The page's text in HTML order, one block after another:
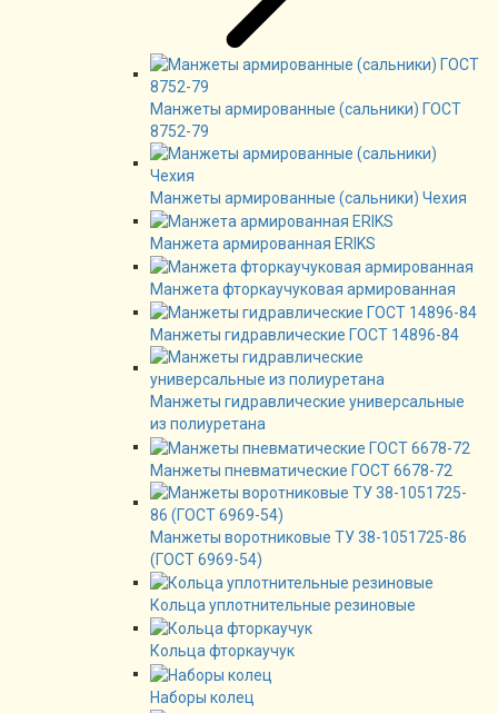
Манжеты армированные (сальники) ГОСТ
8752-79
Манжеты армированные (сальники) Чехия
Манжета армированная ERIKS
Манжета фторкаучуковая армированная
Манжеты гидравлические ГОСТ 14896-84
Манжеты гидравлические универсальные
из полиуретана
Манжеты пневматические ГОСТ 6678-72
Манжеты воротниковые ТУ 38-1051725-86
(ГОСТ 6969-54)
Кольца уплотнительные резиновые
Кольца фторкаучук
Наборы колец